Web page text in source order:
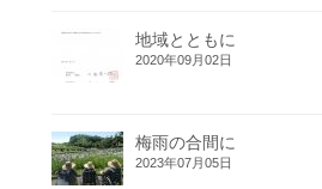
地域とともに
2020年09月02日
梅雨の合間に
2023年07月05日